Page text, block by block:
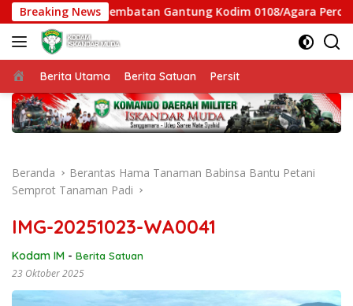
Langsung
ke
konten
Breaking News
Satgas Jembatan Gantung Kodim 0108/Agara Percepat
Beranda
Berita Utama Berita Satuan Persit
Beranda
Berantas Hama Tanaman Babinsa Bantu Petani
Semprot Tanaman Padi
IMG-20251023-WA0041
Kodam IM - Berita Satuan
23 Oktober 2025